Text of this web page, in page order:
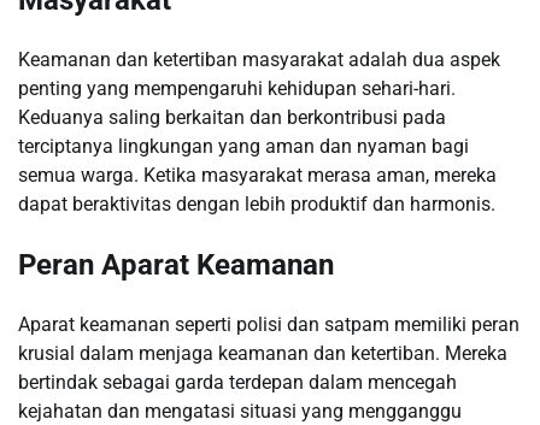
Keamanan dan ketertiban masyarakat adalah dua aspek
penting yang mempengaruhi kehidupan sehari-hari.
Keduanya saling berkaitan dan berkontribusi pada
terciptanya lingkungan yang aman dan nyaman bagi
semua warga. Ketika masyarakat merasa aman, mereka
dapat beraktivitas dengan lebih produktif dan harmonis.
Peran Aparat Keamanan
Aparat keamanan seperti polisi dan satpam memiliki peran
krusial dalam menjaga keamanan dan ketertiban. Mereka
bertindak sebagai garda terdepan dalam mencegah
kejahatan dan mengatasi situasi yang mengganggu